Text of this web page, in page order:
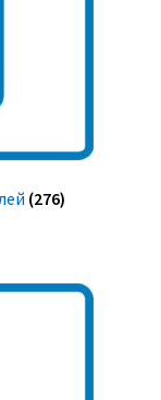
(276)